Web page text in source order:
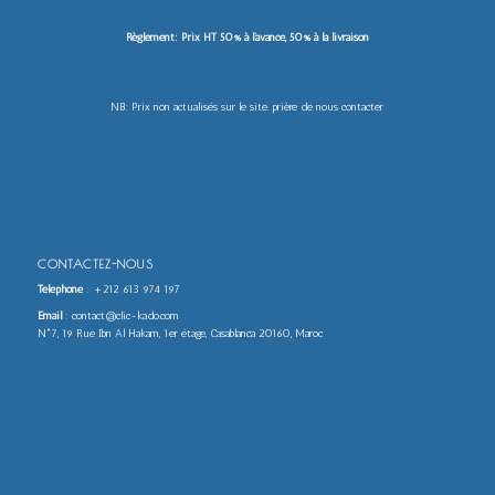
Règlement: Prix HT 50% à l’avance, 50% à la livraison
NB: Prix non actualisés sur le site. prière de nous contacter
CONTACTEZ-NOUS
Téléphone: +212 613 974 197
Email: contact@clic-kado.com
N°7, 19 Rue Ibn Al Hakam, 1er étage, Casablanca 20160, Maroc